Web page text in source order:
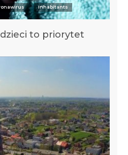
Inhabitants
to priorytet